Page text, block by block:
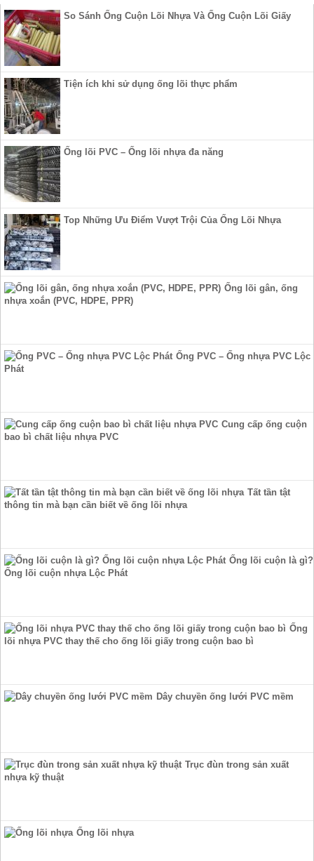
So Sánh Ống Cuộn Lõi Nhựa Và Ống Cuộn Lõi Giấy
Tiện ích khi sử dụng ống lõi thực phẩm
Ống lõi PVC – Ống lõi nhựa đa năng
Top Những Ưu Điểm Vượt Trội Của Ống Lõi Nhựa
Ống lõi gân, ống
nhựa xoắn (PVC, HDPE, PPR)
Ống PVC – Ống nhựa PVC Lộc
Phát
Cung cấp ống cuộn
bao bì chất liệu nhựa PVC
Tất tần tật
thông tin mà bạn cần biết về ống lõi nhựa
Ống lõi cuộn là gì?
Ống lõi cuộn nhựa Lộc Phát
Ống
lõi nhựa PVC thay thế cho ống lõi giấy trong cuộn bao bì
Dây chuyền ống lưới PVC mềm
Trục đùn trong sản xuất
nhựa kỹ thuật
Ống lõi nhựa